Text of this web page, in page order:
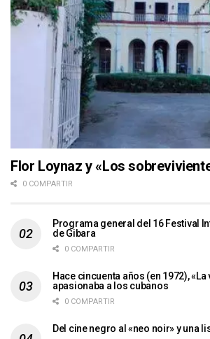
Flor Loynaz y «Los
0 COMPARTIR
Programa general del 16 Festival
de Gibara
0 COMPARTIR
Hace cincuenta años (en 1972),
apasionaba a los cubanos
0 COMPARTIR
Del cine negro al «neo noir» y una